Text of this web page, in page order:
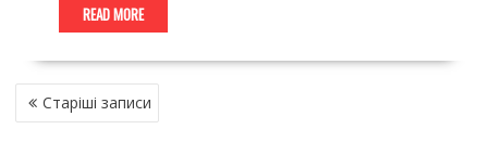
READ MORE
НАВІГАЦІЯ
ЗА Старіші записи